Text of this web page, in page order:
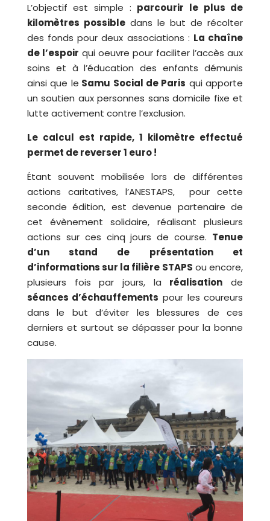
L’objectif est simple : parcourir le plus de
kilomètres possibledans le but de récolter
des fonds pour deux associations : La chaîne
de l’espoir qui oeuvre pour faciliter l’accès aux
soins et à l’éducation des enfants démunis
ainsi que le Samu Social de Paris qui apporte
un soutien aux personnes sans domicile fixe et
lutte activement contre l’exclusion.
Le calcul est rapide, 1 kilomètre effectué
permet de reverser 1 euro !
Étant souvent mobilisée lors de différentes
actions caritatives, l’ANESTAPS, pour cette
seconde édition, est devenue partenaire de
cet évènement solidaire, réalisant plusieurs
actions sur ces cinq jours de course. Tenue
d’un stand de présentation et
d’informations sur la filière STAPS ou encore,
plusieurs fois par jours, la réalisation de
séances d’échauffements pour les coureurs
dans le but d’éviter les blessures de ces
derniers et surtout se dépasser pour la bonne
cause.